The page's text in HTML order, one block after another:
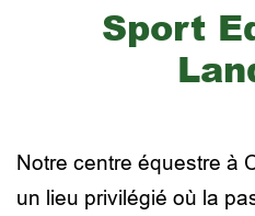
Sport
Notre centre équestre à
un lieu privilégié où la